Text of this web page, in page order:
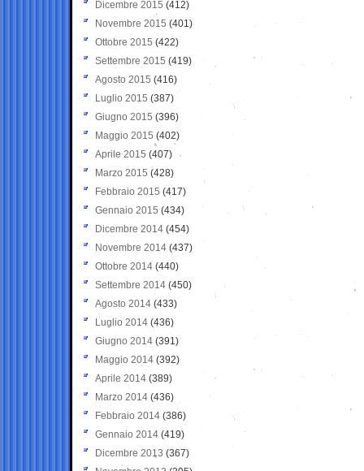
Dicembre 2015 (412)
Novembre 2015 (401)
Ottobre 2015 (422)
Settembre 2015 (419)
Agosto 2015 (416)
Luglio 2015 (387)
Giugno 2015 (396)
Maggio 2015 (402)
Aprile 2015 (407)
Marzo 2015 (428)
Febbraio 2015 (417)
Gennaio 2015 (434)
Dicembre 2014 (454)
Novembre 2014 (437)
Ottobre 2014 (440)
Settembre 2014 (450)
Agosto 2014 (433)
Luglio 2014 (436)
Giugno 2014 (391)
Maggio 2014 (392)
Aprile 2014 (389)
Marzo 2014 (436)
Febbraio 2014 (386)
Gennaio 2014 (419)
Dicembre 2013 (367)